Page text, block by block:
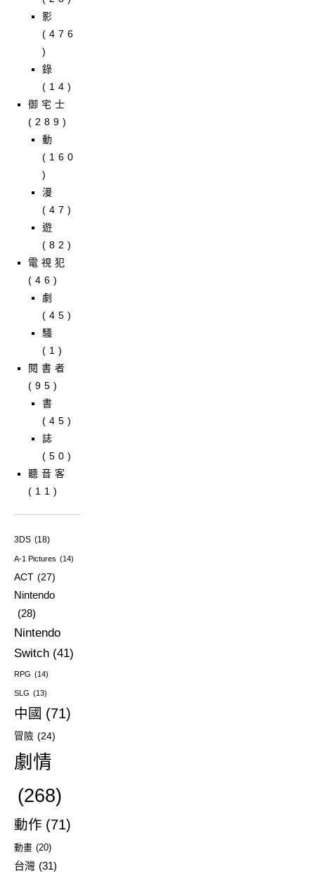
影
(476
)
錄
(14)
御宅士
(289)
動
(160
)
漫
(47)
遊
(82)
電視犯
(46)
劇
(45)
騷
(1)
閱書者
(95)
書
(45)
誌
(50)
聽音客
(11)
3DS (18)
A-1 Pictures (14)
ACT (27)
Nintendo
(28)
Nintendo
Switch (41)
RPG (14)
SLG (13)
中國 (71)
冒險 (24)
劇情
(268)
動作 (71)
動畫 (20)
台灣 (31)